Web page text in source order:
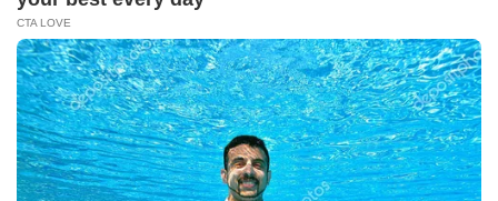
Copyright @2019 ByMedia Oposisi Cerdas